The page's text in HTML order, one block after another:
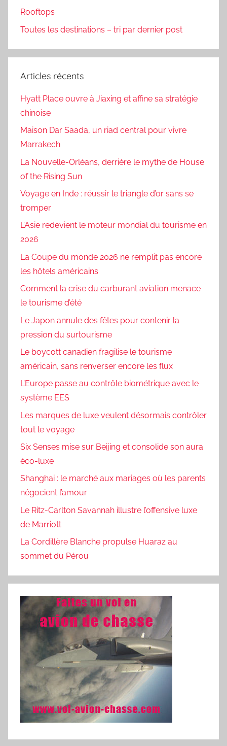
Rooftops
Toutes les destinations – tri par dernier post
Articles récents
Hyatt Place ouvre à Jiaxing et affine sa stratégie
chinoise
Maison Dar Saada, un riad central pour vivre
Marrakech
La Nouvelle-Orléans, derrière le mythe de House
of the Rising Sun
Voyage en Inde : réussir le triangle d’or sans se
tromper
L’Asie redevient le moteur mondial du tourisme en
2026
La Coupe du monde 2026 ne remplit pas encore
les hôtels américains
Comment la crise du carburant aviation menace
le tourisme d’été
Le Japon annule des fêtes pour contenir la
pression du surtourisme
Le boycott canadien fragilise le tourisme
américain, sans renverser encore les flux
L’Europe passe au contrôle biométrique avec le
système EES
Les marques de luxe veulent désormais contrôler
tout le voyage
Six Senses mise sur Beijing et consolide son aura
éco-luxe
Shanghai : le marché aux mariages où les parents
négocient l’amour
Le Ritz-Carlton Savannah illustre l’offensive luxe
de Marriott
La Cordillère Blanche propulse Huaraz au
sommet du Pérou